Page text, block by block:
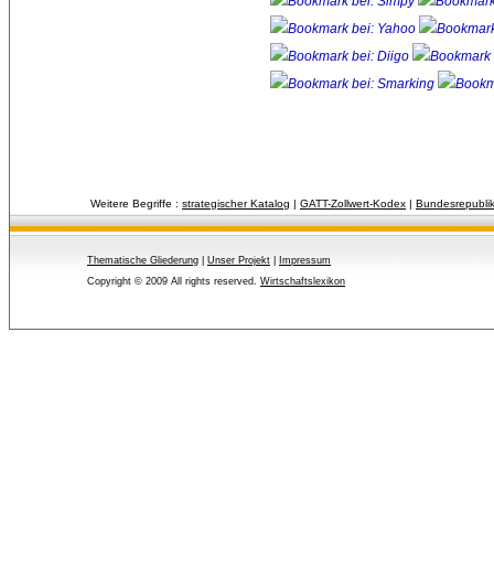
Weitere Begriffe : strategischer Katalog | GATT-Zollwert-Kodex |
Thematische Gliederung Unser Projekt
Impressum
Copyright © 2009 All rights reserved. Wirtschaftslexikon